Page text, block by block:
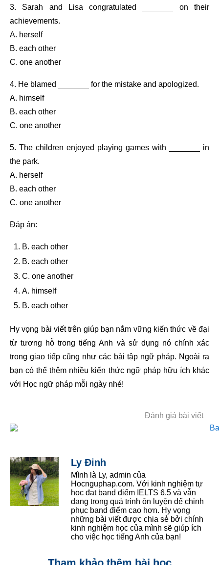
3. Sarah and Lisa congratulated _______ on their
achievements.
A. herself
B. each other
C. one another
4. He blamed _______ for the mistake and apologized.
A. himself
B. each other
C. one another
5. The children enjoyed playing games with _______ in
the park.
A. herself
B. each other
C. one another
Đáp án:
B. each other
B. each other
C. one another
A. himself
B. each other
Hy vọng bài viết trên giúp bạn nắm vững kiến thức về đại
từ tương hỗ trong tiếng Anh và sử dụng nó chính xác
trong giao tiếp cũng như các bài tập ngữ pháp. Ngoài ra
bạn có thể thêm nhiều kiến thức ngữ pháp hữu ích khác
với Học ngữ pháp mỗi ngày nhé!
Đánh giá bài viết
Ly Đinh
Mình là Ly, admin của
Hocnguphap.com. Với kinh nghiệm tự
học đạt band điểm IELTS 6.5 và vẫn
đang trong quá trình ôn luyện để chinh
phục band điểm cao hơn. Hy vọng
những bài viết được chia sẻ bởi chính
kinh nghiệm học của mình sẽ giúp ích
cho việc học tiếng Anh của bạn!